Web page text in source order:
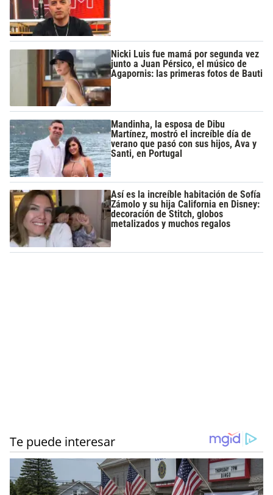
Nicki Luis fue mamá por segunda vez
junto a Juan Pérsico, el músico de
Agapornis: las primeras fotos de Bauti
Mandinha, la esposa de Dibu
Martínez, mostró el increíble día de
verano que pasó con sus hijos, Ava y
Santi, en Portugal
Así es la increíble habitación de Sofía
Zámolo y su hija California en Disney:
decoración de Stitch, globos
metalizados y muchos regalos